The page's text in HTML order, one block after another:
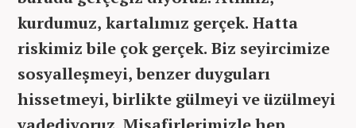
kurdumuz, kartalımız gerçek. Hatta
riskimiz bile çok gerçek. Biz seyircimize
sosyalleşmeyi, benzer duyguları
hissetmeyi, birlikte gülmeyi ve üzülmeyi